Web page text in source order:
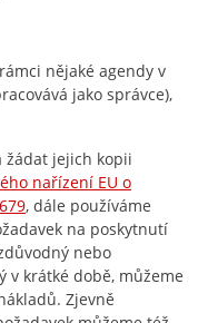
nějaké agendy v
jako správce),
žádat jejich kopii
nařízení EU o
, dále používáme
na poskytnutí
nebo
v krátké době, můžeme
Zjevně